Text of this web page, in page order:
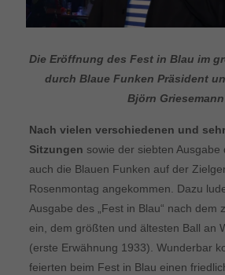
Die Eröffnung des Fest in Blau im
durch Blaue Funken Präsident
Björn Griesemann
Nach vielen verschiedenen und
Sitzungen sowie der siebten Ausgabe
auch die Blauen Funken auf der
Rosenmontag angekommen. Dazu
Ausgabe des „Fest in Blau“ nach dem
ein, dem größten und ältesten Ball an
(erste Erwähnung 1933). Wunderbar
feierten beim Fest in Blau einen